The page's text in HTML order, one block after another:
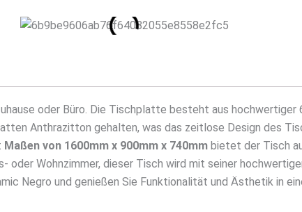
oder Büro. Die Tischplatte besteht aus hochwertiger
Anthrazitton gehalten, was das zeitlose Design des
Maßen von 1600mm x 900mm x 740mm bietet der Tisch
oder Wohnzimmer, dieser Tisch wird mit seiner
Negro und genießen Sie Funktionalität und Ästhetik in